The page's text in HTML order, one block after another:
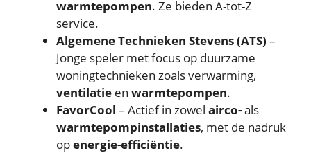
warmtepompen. Ze bieden A-tot-Z
service.
Algemene Technieken Stevens (ATS) –
Jonge speler met focus op duurzame
woningtechnieken zoals verwarming,
ventilatie en warmtepompen.
FavorCool – Actief in zowel airco-als
warmtepompinstallaties, met de nadruk
openergie-efficiëntie.